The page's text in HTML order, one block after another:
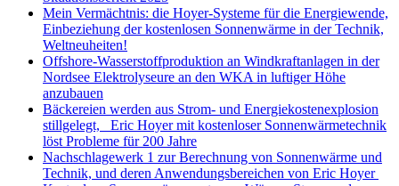
Mein Vermächtnis: die Hoyer-Systeme für die Energiewende,
Einbeziehung der kostenlosen Sonnenwärme in der Technik,
Weltneuheiten!
Offshore-Wasserstoffproduktion an Windkraftanlagen in der
Nordsee Elektrolyseure an den WKA in luftiger Höhe
anzubauen
Bäckereien werden aus Strom- und Energiekostenexplosion
stillgelegt, Eric Hoyer mit kostenloser Sonnenwärmetechnik
löst Probleme für 200 Jahre
Nachschlagewerk 1 zur Berechnung von Sonnenwärme und
Technik, und deren Anwendungsbereichen von Eric Hoyer